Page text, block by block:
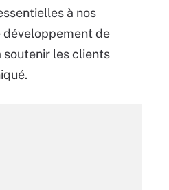
à nos
de
soutenir les clients